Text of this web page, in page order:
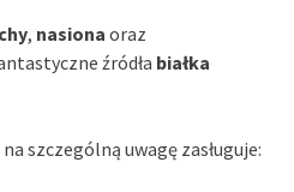
, nasiona oraz
źródła białka
szczególną uwagę zasługuje: